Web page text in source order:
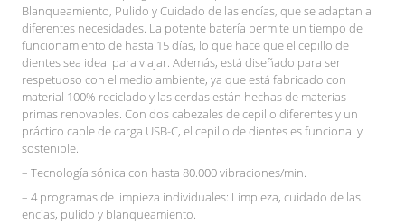
Blanqueamiento, Pulido y Cuidado de las encías, que se adaptan a
diferentes necesidades. La potente batería permite un tiempo de
funcionamiento de hasta 15 días, lo que hace que el cepillo de
dientes sea ideal para viajar. Además, está diseñado para ser
respetuoso con el medio ambiente, ya que está fabricado con
material 100% reciclado y las cerdas están hechas de materias
primas renovables. Con dos cabezales de cepillo diferentes y un
práctico cable de carga USB-C, el cepillo de dientes es funcional y
sostenible.
– Tecnología sónica con hasta 80.000 vibraciones/min.
– 4 programas de limpieza individuales: Limpieza, cuidado de las
encías, pulido y blanqueamiento.